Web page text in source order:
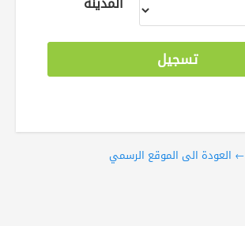
تسجيل
← العودة الى الموقع الرسمي